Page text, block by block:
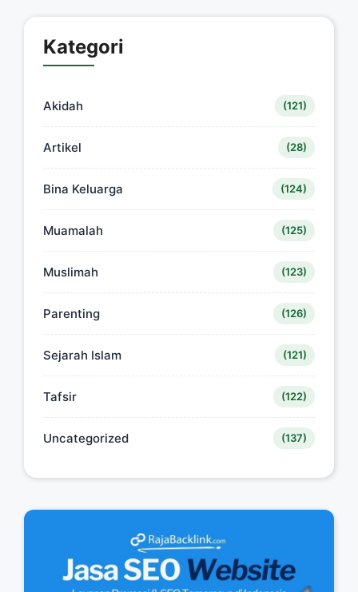
Kategori
Akidah (121)
Artikel (28)
Bina Keluarga (124)
Muamalah (125)
Muslimah (123)
Parenting (126)
Sejarah Islam (121)
Tafsir (122)
Uncategorized (137)